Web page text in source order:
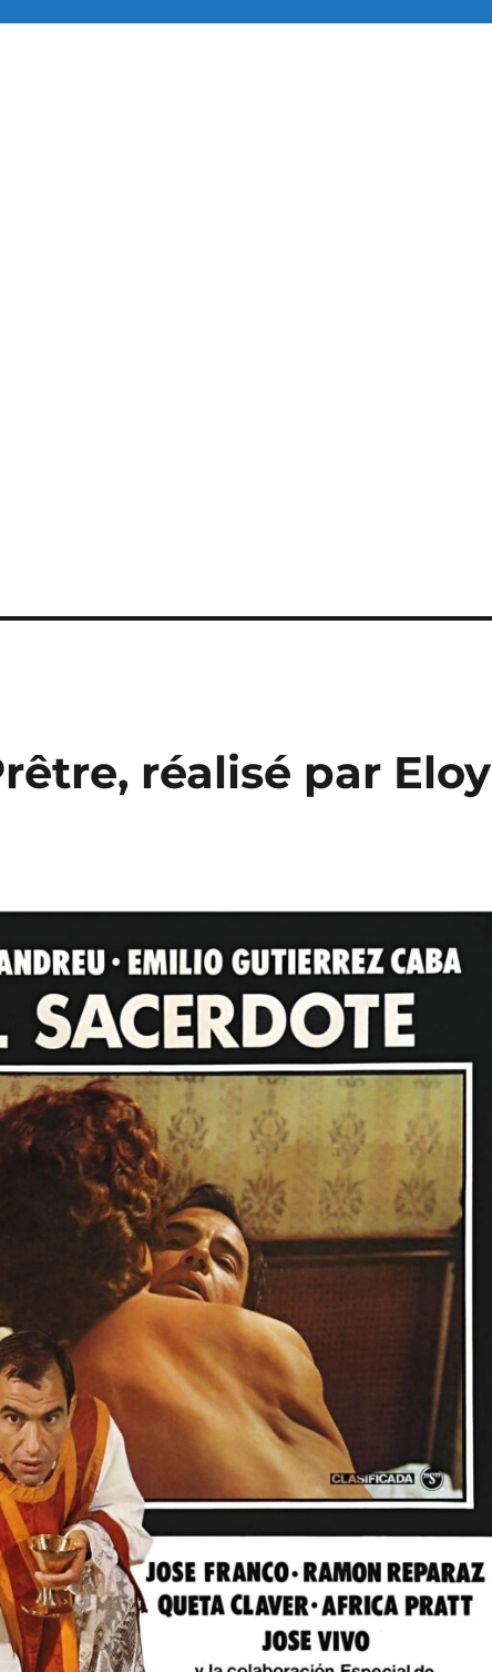
réalisé par Eloy